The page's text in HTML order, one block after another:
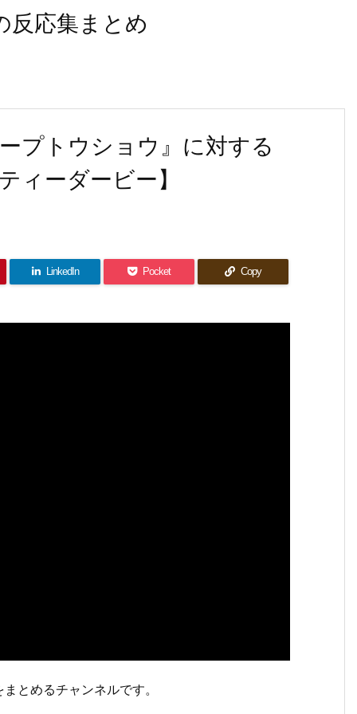
反応集まとめ
プトウショウ』に対する
ィーダービー】
LinkedIn Pocket Copy
とめるチャンネルです。